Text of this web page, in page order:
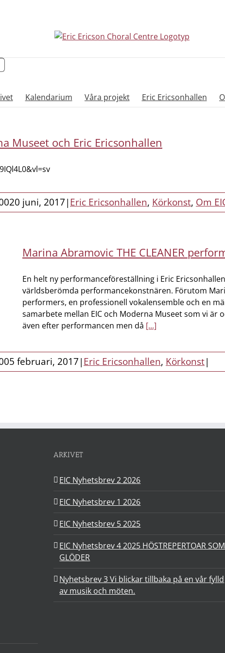
Kalendarium Våra projekt Eric Ericsonhallen
Museet och Eric Ericsonhallen
20 juni, 2017|Eric Ericsonhallen, Körkonst, Om
Marina Abramovic THE CLEANER
En helt ny performanceföreställning i Eric
världsberömda performancekonstnären. Förutom
performers, en professionell vokalensemble och en
samarbete mellan EIC och Moderna Museet som vi
även efter performancen men då [...]
5 februari, 2017|Eric Ericsonhallen, Körkonst|
ARKIVET
EIC Nyhetsbrev 2 2026
EIC Nyhetsbrev 1 2026
EIC Nyhetsbrev 5 2025
EIC Nyhetsbrev 4 2025 HÖSTREPERTOAR SOM
GLÖDER
Nyhetsbrev 3 Vi blickar tillbaka på en vår fylld
av musik och möten.